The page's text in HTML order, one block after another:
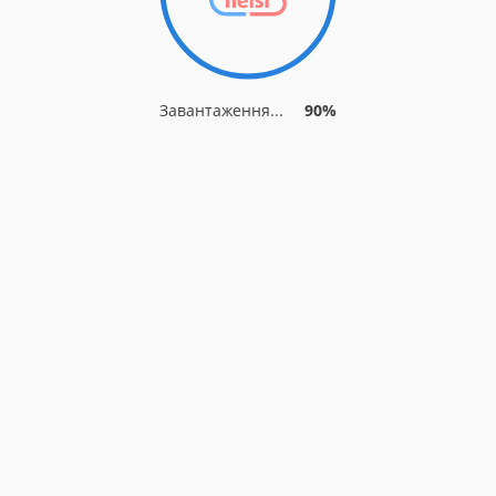
Завантаження... 90%